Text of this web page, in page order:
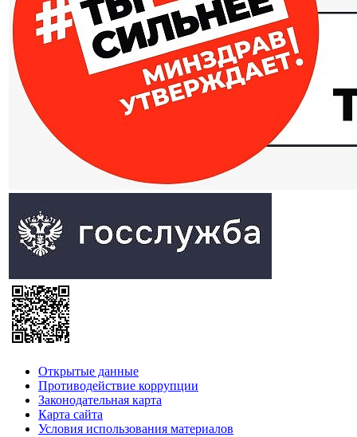
Открытые данные
Противодействие коррупции
Законодательная карта
Карта сайта
Условия использования материалов